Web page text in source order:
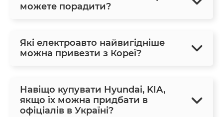
можете порадити?
Які електроавто найвигідніше
можна привезти з Кореї?
Навіщо купувати Hyundai, KIA,
якщо їх можна придбати в
офіціалів в Україні?